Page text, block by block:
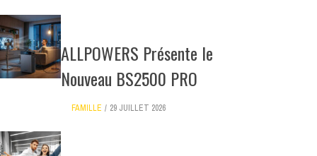
ALLPOWERS Présente le
Nouveau BS2500 PRO
FAMILLE 29 JUILLET 2026